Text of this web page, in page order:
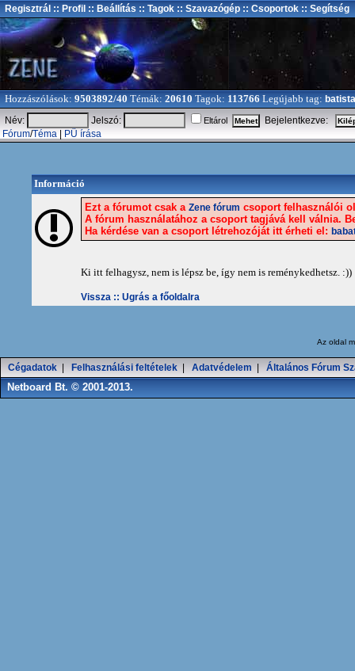
Regisztrál :: Profil :: Beállítás :: Tagok :: Szavazógép :: Csoportok :: Segítség
Hozzászólások: 9503892/40 Témák: 20610 Tagok: 113766 Legújabb tag: batista
Név:
Jelszó: Eltárol
Bejelentkezve:
Fórum/Téma PÜ írása
Információ
Ezt a fórumot csak a Zene fórum csoport felhasználói
A fórum használatához a csoport tagjává kell válnia.
Ha kérdése van a csoport létrehozóját itt érheti el:
Ki itt felhagysz, nem is lépsz be, így nem is reménykedhetsz. :))
Vissza :: Ugrás a főoldalra
Az oldal
Cégadatok Felhasználási feltételek Adatvédelem Általános Fórum
Netboard Bt. © 2001-2013.